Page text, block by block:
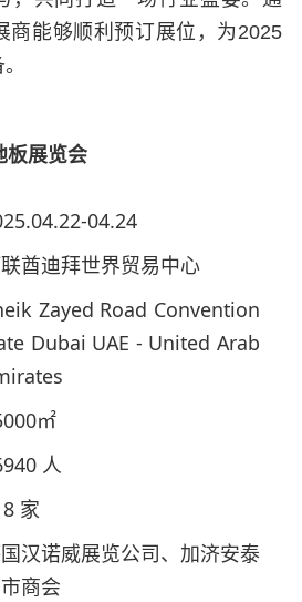
商能够顺利预订展位，为2025
板展览会
04.24
酋迪拜世界贸易中心
Zayed Road Convention
Dubai UAE - United Arab
㎡
人
家
汉诺威展览公司、加济安泰
商会